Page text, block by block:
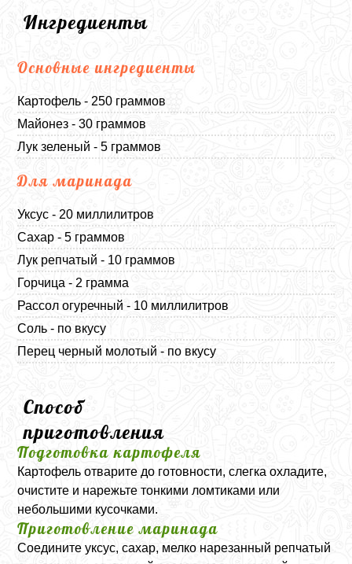
Ингредиенты
Основные ингредиенты
Картофель - 250 граммов
Майонез - 30 граммов
Лук зеленый - 5 граммов
Для маринада
Уксус - 20 миллилитров
Сахар - 5 граммов
Лук репчатый - 10 граммов
Горчица - 2 грамма
Рассол огуречный - 10 миллилитров
Соль - по вкусу
Перец черный молотый - по вкусу
Способ
приготовления
Подготовка картофеля
Картофель отварите до готовности, слегка охладите,
очистите и нарежьте тонкими ломтиками или
небольшими кусочками.
Приготовление маринада
Соедините уксус, сахар, мелко нарезанный репчатый